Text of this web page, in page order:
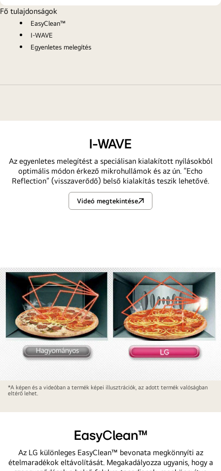
oldaloldal
Fő tulajdonságok
EasyClean™
I-WAVE
Egyenletes melegítés
WAVE
I-WAVE
Az egyenletes melegítést a speciálisan kialakított nyílásokból
optimális módon érkező mikrohullámok és az ún. “Echo
Reflection” (visszaverődő) belső kialakítás teszik lehetővé.
I-
WAVE
Videó megtekintése
*A képen és a videóban a termék képei illusztrációk, az adott termék valóságban
eltérő lehet.
EasyClean™
Az LG különleges EasyClean™ bevonata megkönnyíti az
ételmaradékok eltávolítását. Megakadályozza ugyanis, hogy a